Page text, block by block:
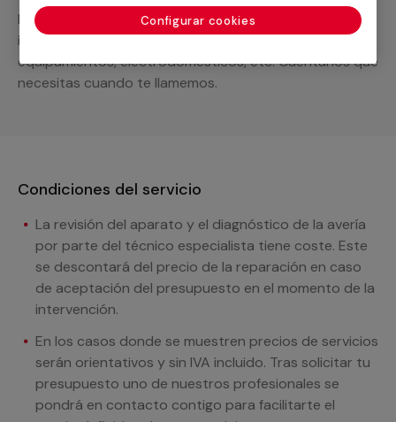
Podemos ofrecer cualquier servicio a medida
incluyendo todo lo que necesites: materiales,
equipamientos, electrodomésticos, etc. Cuéntanos que
necesitas cuando te llamemos.
Condiciones del servicio
La revisión del aparato y el diagnóstico de la avería
por parte del técnico especialista tiene coste. Este
se descontará del precio de la reparación en caso
de aceptación del presupuesto en el momento de la
intervención.
En los casos donde se muestren precios de servicios
serán orientativos y sin IVA incluido. Tras solicitar tu
presupuesto uno de nuestros profesionales se
pondrá en contacto contigo para facilitarte el
Configurar cookies